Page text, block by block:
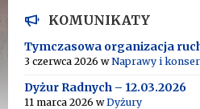
KOMUNIKATY
Tymczasowa organizacja
3 czerwca 2026 wNaprawy i
Dyżur Radnych – 12.03.2026
11 marca 2026 wDyżury